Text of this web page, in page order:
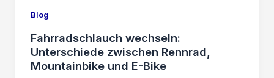
Blog
Fahrradschlauch wechseln:
Unterschiede zwischen Rennrad,
Mountainbike und E-Bike